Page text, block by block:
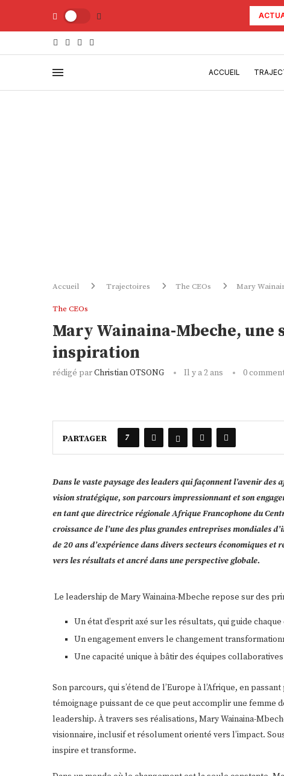
ACCUEIL
Accueil Trajectoires The CEOs Mary
The CEOs
Mary Wainaina-Mbeche, une
inspiration
rédigé parChristian OTSONG Il y a 2 ans 0
PARTAGER 7
Dans le vaste paysage des leaders qui façonnent l’avenir
vision stratégique, son parcours impressionnant et son
en tant que directrice régionale Afrique Francophone du
croissance de l’une des plus grandes entreprises mondiales
de 20 ans d’expérience dans divers secteurs économiques
vers les résultats et ancré dans une perspective globale.
Le leadership de Mary Wainaina-Mbeche repose sur des
Un état d’esprit axé sur les résultats, qui guide
Un engagement envers le changement
Une capacité unique à bâtir des équipes
Son parcours, qui s’étend de l’Europe à l’Afrique, en
témoignage puissant de ce que peut accomplir une
leadership. À travers ses réalisations, Mary Wainaina-
visionnaire, inclusif et résolument orienté vers l’impact.
inspire et transforme.